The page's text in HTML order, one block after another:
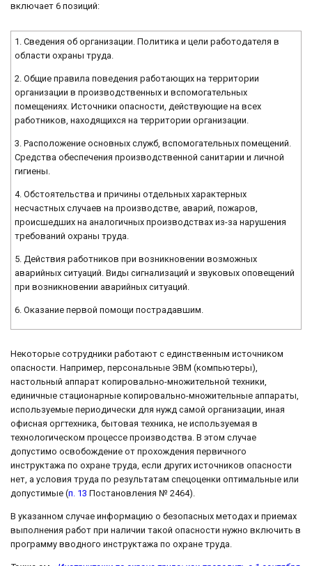
включает 6 позиций:
1. Сведения об организации. Политика и цели работодателя в
области охраны труда.
2. Общие правила поведения работающих на территории
организации в производственных и вспомогательных
помещениях. Источники опасности, действующие на всех
работников, находящихся на территории организации.
3. Расположение основных служб, вспомогательных помещений.
Средства обеспечения производственной санитарии и личной
гигиены.
4. Обстоятельства и причины отдельных характерных
несчастных случаев на производстве, аварий, пожаров,
происшедших на аналогичных производствах из-за нарушения
требований охраны труда.
5. Действия работников при возникновении возможных
аварийных ситуаций. Виды сигнализаций и звуковых оповещений
при возникновении аварийных ситуаций.
6. Оказание первой помощи пострадавшим.
Некоторые сотрудники работают с единственным источником
опасности. Например, персональные ЭВМ (компьютеры),
настольный аппарат копировально-множительной техники,
единичные стационарные копировально-множительные аппараты,
используемые периодически для нужд самой организации, иная
офисная оргтехника, бытовая техника, не используемая в
технологическом процессе производства. В этом случае
допустимо освобождение от прохождения первичного
инструктажа по охране труда, если других источников опасности
нет, а условия труда по результатам спецоценки оптимальные или
допустимые (п. 13 Постановления № 2464).
В указанном случае информацию о безопасных методах и приемах
выполнения работ при наличии такой опасности нужно включить в
программу вводного инструктажа по охране труда.